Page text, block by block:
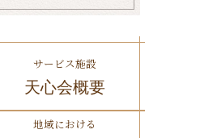
サービス施設
天心会概要
地域における